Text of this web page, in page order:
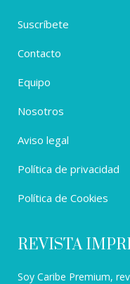
Suscríbete
Contacto
Equipo
Nosotros
Aviso legal
Política de privacidad
Política de Cookies
REVISTA
Soy Caribe Premium,